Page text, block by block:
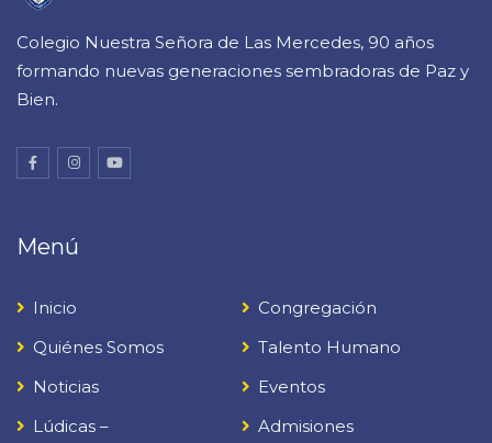
Colegio Nuestra Señora de Las Mercedes, 90 años
formando nuevas generaciones sembradoras de Paz y
Bien.
Menú
Inicio
Congregación
Quiénes Somos
Talento Humano
Noticias
Eventos
Lúdicas –
Admisiones